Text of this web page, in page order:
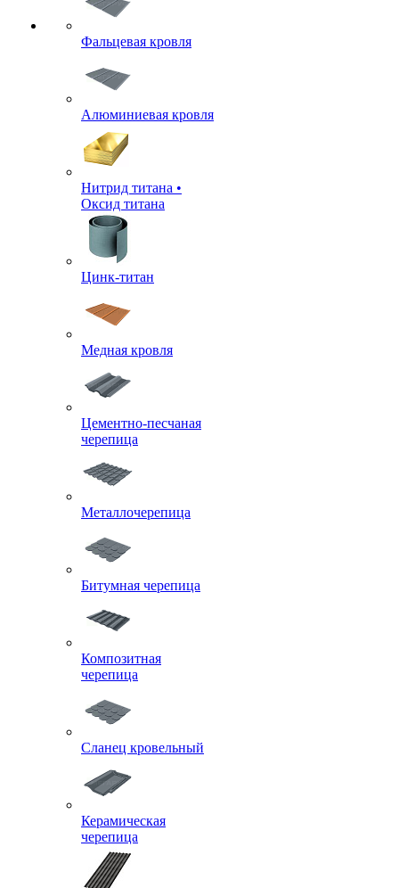
Фальцевая кровля
Алюминиевая кровля
Нитрид титана •
Оксид титана
Цинк-титан
Медная кровля
Цементно-песчаная
черепица
Металлочерепица
Битумная черепица
Композитная
черепица
Сланец кровельный
Керамическая
черепица